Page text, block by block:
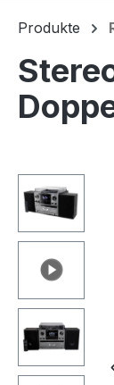
Produkte
Bildergalerie